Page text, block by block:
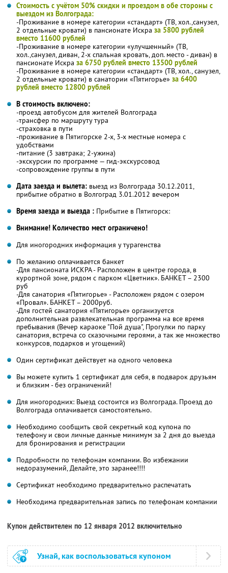
Стоимость с учётом 50% скидки и проездом в обе стороны с
выездом из Волгограда:
-Проживание в номере категории «стандарт» (ТВ, хол.,санузел,
2 отдельные кровати) в пансионате Искра за 5800 рублей
вместо 11600 рублей
-Проживание в номере категории «улучшенный» (ТВ,
хол.,санузел, диван, 2-х спальная кровать, доп. место - диван) в
пансионате Искра за 6750 рублей вместо 13500 рублей
-Проживание в номере категории «стандарт» (ТВ, хол., санузел,
2 отдельные кровати) в санатории «Пятигорье» за 6400
рублей вместо 12800 рублей
В стоимость включено:
-проезд автобусом для жителей Волгограда
-трансфер по маршруту тура
-страховка в пути
-проживание в Пятигорске 2-х, 3-х местные номера с
удобствами
-питание (3 завтрака; 2-ужина)
-экскурсии по программе — гид-экскурсовод
-сопровождение группы в пути
Дата заезда и вылета: выезд из Волгограда 30.12.2011,
прибытие обратно в Волгоград 3.01.2012 вечером
Время заезда и выезда : Прибытие в Пятигорск:
Внимание! Количество мест ограничено!
Для иногородних информация у турагенства
По желанию оплачивается банкет
-Для пансионата ИСКРА - Расположен в центре города, в
курортной зоне, рядом с парком «Цветник». БАНКЕТ – 2300
руб
-Для санатория «Пятигорье» - Расположен рядом с озером
«Провал». БАНКЕТ – 2000руб.
-Для гостей санатория «Пятигорье» организуется
дополнительная развлекательная программа на все время
пребывания (Вечер караоке "Пой душа", Прогулки по парку
санатория, встреча со сказочными героями, а так же множество
конкурсов, подарков и угощений)
Один сертификат действует на одного человека
Вы можете купить 1 сертификат для себя, в подварок друзьям
и близким - без ограничений!
Для иногородних: Выезд состоится из Волгограда. Проезд до
Волгограда оплачивается самостоятельно.
Необходимо сообщить свой секретный код купона по
телефону и свои личные данные минимум за 2 дня до выезда
для бронирования и регистрации
Подробности по телефонам компании. Во избежании
недоразумений, Делайте, это заранее!!!!
Сертификат необходимо предварительно распечатать
Необходима предварительная запись по телефонам компании
Купон действителен по 12 января 2012 включительно
Узнай, как воспользоваться купоном